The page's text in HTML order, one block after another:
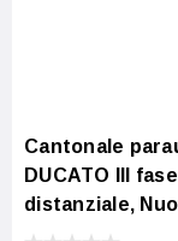
Cantonale
DUCATO III
distanziale,